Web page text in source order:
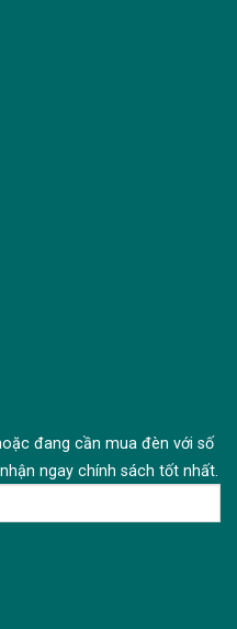
đang cần mua đèn với số
ngay chính sách tốt nhất.